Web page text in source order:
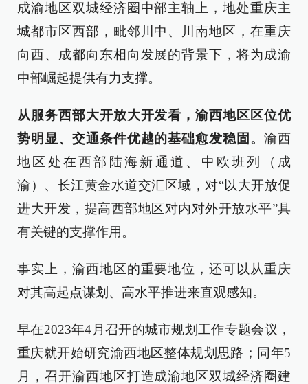
成渝地区双城经济圈中部主轴上，地处重庆主
城都市区西部，毗邻川中、川南地区，在重庆
向西、成都向东相向发展的背景下，将为成渝
中部崛起提供有力支撑。
从服务西部大开放大开发看，渝西地区区位优
势明显、交通条件优越的基础愈发稳固。渝西
地区处在西部陆海新通道、中欧班列（成
渝）、长江黄金水道交汇区域，对“以大开放促
进大开发，提高西部地区对内对外开放水平”具
有关键的支撑作用。
事实上，渝西地区的重要地位，还可以从重庆
对其高起点谋划、高水平推进来直观感知。
早在2023年4月召开的城市规划工作专题会议，
重庆就开始研究渝西地区整体规划思路；同年5
月，召开渝西地区打造成渝地区双城经济圈建